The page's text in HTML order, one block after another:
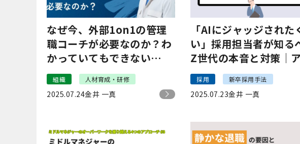
なぜ今、外部1on1の管理
職コーチが必要なのか？わ
かっていてもできない——
マネジメントの適応課題に
向き合う
組織 人材育成・研修
2025.07.24金井 一真
「AIにジャッジされた
い」採用担当者が知る
Z世代の本音と対策｜
スグッド半井
採用 新卒採用手法
2025.07.23金井 一真